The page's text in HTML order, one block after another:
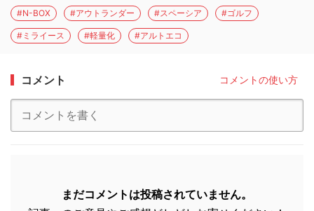
#N-BOX #アウトランダー #スペーシア #ゴルフ
#ミライース #軽量化 #アルトエコ
コメント コメントの使い方
まだコメントは投稿されていません。